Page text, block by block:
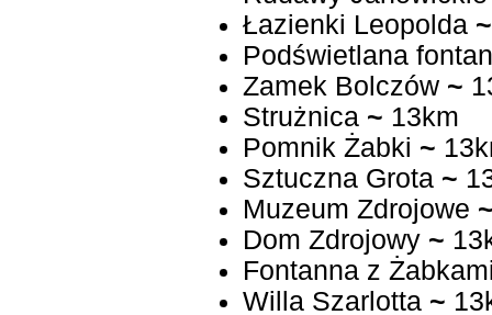
Łazienki Leopolda ~
Podświetlana
Zamek Bolczów ~
Strużnica ~ 13km
Pomnik Żabki ~
Sztuczna Grota ~
Muzeum Zdrojowe
Dom Zdrojowy ~
Fontanna z
Willa Szarlotta ~